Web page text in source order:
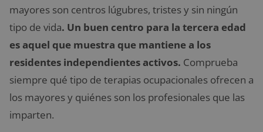
mayores son centros lúgubres, tristes y sin ningún
tipo de vida. Un buen centro para la tercera edad
es aquel que muestra que mantiene a los
residentes independientes activos. Comprueba
siempre qué tipo de terapias ocupacionales ofrecen a
los mayores y quiénes son los profesionales que las
imparten.